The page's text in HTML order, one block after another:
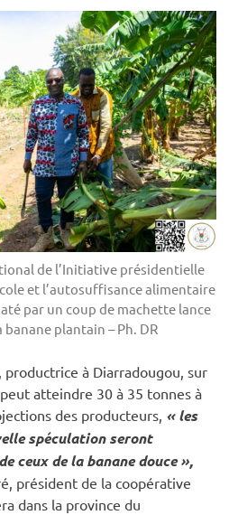
de l’Initiative présidentielle
et l’autosuffisance alimentaire
par un coup de machette lance
banane plantain – Ph. DR
productrice à Diarradougou, sur
atteindre 30 à 35 tonnes à
des producteurs, « les
spéculation seront
ceux de la banane douce »,
président de la coopérative
dans la province du